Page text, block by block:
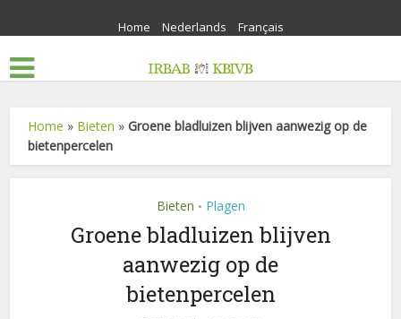
Home Nederlands Français
Home » Bieten »Groene bladluizen blijven aanwezig op de
bietenpercelen
Bieten • Plagen
Groene bladluizen blijven
aanwezig op de
bietenpercelen